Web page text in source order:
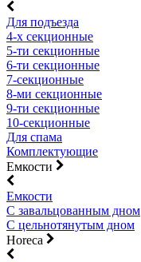
Для подъезда
4-х секционные
5-ти секционные
6-ти секционные
7-секционные
8-ми секционные
9-ти секционные
10-секционные
Для спама
Комплектующие
Емкости
Емкости
С завальцованным дном
С цельнотянутым дном
Horeca